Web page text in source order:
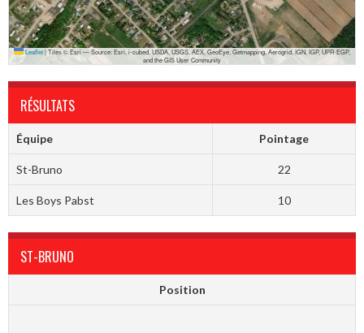
Leaflet|Tiles © Esri — Source: Esri, i-cubed, USDA, USGS, AEX, GeoEye, Getmapping, Aerogrid, IGN, IGP, UPR-EGP,
and the GIS User Community
RÉSULTATS
Équipe Pointage
St-Bruno 22
Les Boys Pabst 10
ST-BRUNO
Position